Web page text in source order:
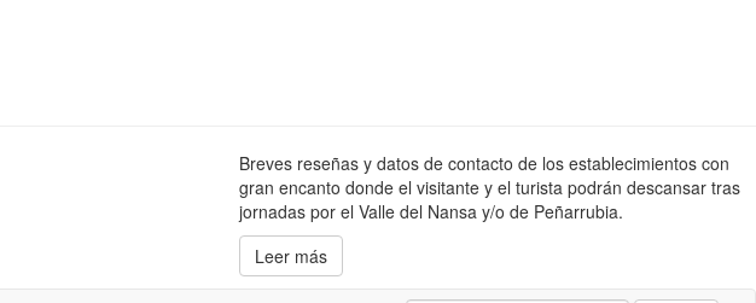
Breves reseñas y datos de contacto de los establecimientos con
gran encanto donde el visitante y el turista podrán descansar tras
jornadas por el Valle del Nansa y/o de Peñarrubia.
Leer más